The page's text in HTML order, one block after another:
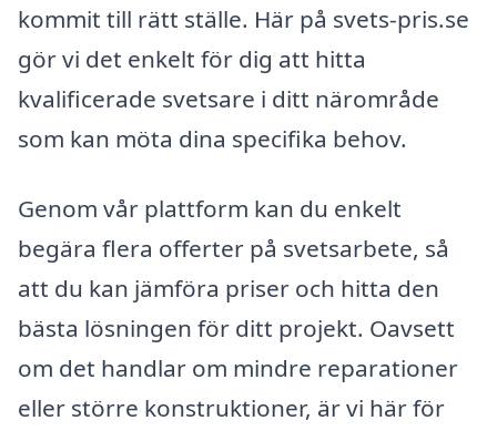
kommit till rätt ställe. Här på svets-pris.se
gör vi det enkelt för dig att hitta
kvalificerade svetsare i ditt närområde
som kan möta dina specifika behov.
Genom vår plattform kan du enkelt
begära flera offerter på svetsarbete, så
att du kan jämföra priser och hitta den
bästa lösningen för ditt projekt. Oavsett
om det handlar om mindre reparationer
eller större konstruktioner, är vi här för